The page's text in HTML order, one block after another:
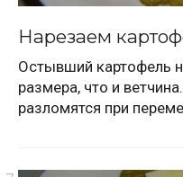
Нарезаем
Остывший картофель
размера, что и
разломятся при